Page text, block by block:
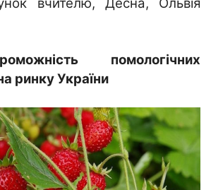
помологічних
ринку України